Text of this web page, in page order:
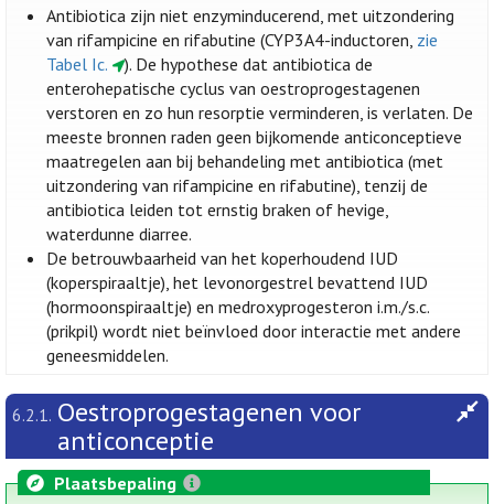
Antibiotica zijn niet enzyminducerend, met uitzondering
van rifampicine en rifabutine (CYP3A4-inductoren, zie
Tabel Ic.
). De hypothese dat antibiotica de
enterohepatische cyclus van oestroprogestagenen
verstoren en zo hun resorptie verminderen, is verlaten. De
meeste bronnen raden geen bijkomende anticonceptieve
maatregelen aan bij behandeling met antibiotica (met
uitzondering van rifampicine en rifabutine), tenzij de
antibiotica leiden tot ernstig braken of hevige,
waterdunne diarree.
De betrouwbaarheid van het koperhoudend IUD
(koperspiraaltje), het levonorgestrel bevattend IUD
(hormoonspiraaltje) en medroxyprogesteron i.m./s.c.
(prikpil) wordt niet beïnvloed door interactie met andere
geneesmiddelen.
6.2.1. Oestroprogestagenen voor
anticonceptie
Plaatsbepaling